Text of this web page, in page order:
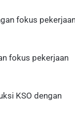
fokus
fokus pekerjaan
KSO dengan